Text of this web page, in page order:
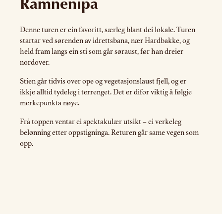
Ramnenipa
Denne turen er ein favoritt, særleg blant dei lokale. Turen
startar ved sørenden av idrettsbana, nær Hardbakke, og
held fram langs ein sti som går søraust, før han dreier
nordover.
Stien går tidvis over ope og vegetasjonslaust fjell, og er
ikkje alltid tydeleg i terrenget. Det er difor viktig å følgje
merkepunkta nøye.
Frå toppen ventar ei spektakulær utsikt – ei verkeleg
belønning etter oppstigninga. Returen går same vegen som
opp.